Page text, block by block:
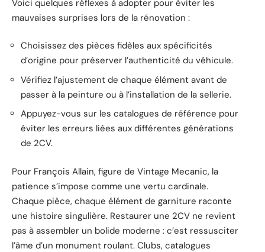
Voici quelques réflexes à adopter pour éviter les
mauvaises surprises lors de la rénovation :
Choisissez des pièces fidèles aux spécificités
d’origine pour préserver l’authenticité du véhicule.
Vérifiez l’ajustement de chaque élément avant de
passer à la peinture ou à l’installation de la sellerie.
Appuyez-vous sur les catalogues de référence pour
éviter les erreurs liées aux différentes générations
de 2CV.
Pour François Allain, figure de Vintage Mecanic, la
patience s’impose comme une vertu cardinale.
Chaque pièce, chaque élément de garniture raconte
une histoire singulière. Restaurer une 2CV ne revient
pas à assembler un bolide moderne : c’est ressusciter
l’âme d’un monument roulant. Clubs, catalogues